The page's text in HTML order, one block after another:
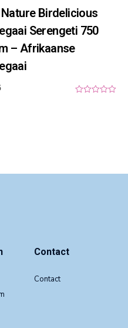
Nature Birdelicious
Serengeti 750
– Afrikaanse
Contact
Contact